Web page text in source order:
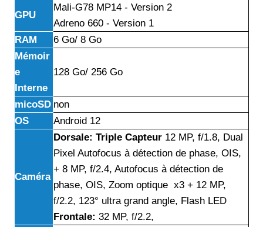
GPU
Mali-G78 MP14 - Version 2
Adreno 660 - Version 1
RAM
6 Go/ 8 Go
Mémoir
e
Interne
128 Go/ 256 Go
micoSD non
OS
Android 12
Caméra
Dorsale: Triple Capteur 12 MP, f/1.8, Dual
Pixel Autofocus à détection de phase, OIS,
+ 8 MP, f/2.4, Autofocus à détection de
phase, OIS, Zoom optique x3 + 12 MP,
f/2.2, 123° ultra grand angle, Flash LED
Frontale: 32 MP, f/2.2,